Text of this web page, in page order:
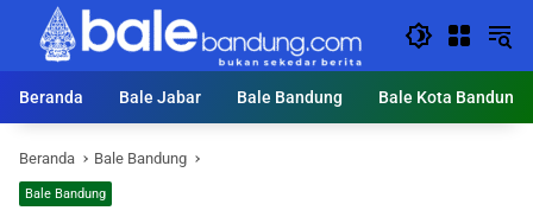
Langsung
konten
Beranda
Bale Jabar Bale Bandung Bale Kota Bandung
Beranda Bale Bandung
Bale Bandung